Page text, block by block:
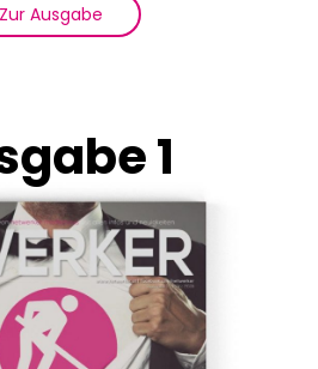
Zur Ausgabe
1